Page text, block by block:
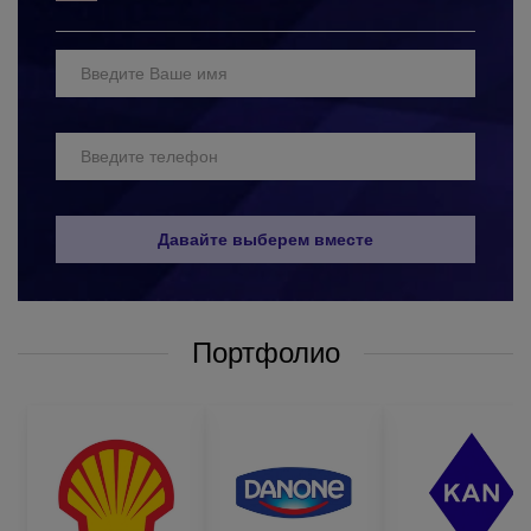
оригинальным дизайном и широким выбором методов
нанесения;
профессиональный подход к выполнению заказов;
заказа (без срывов конечных сроков);
доступные цены (которые уменьшаются с ростом
нас, вам достаточно обратиться к нашим менеджерам любым
по телефону, который указан на сайте;
написать в Вайбер или по электронной почте;
оставить запрос
звонка на сайте,
Давайте выберем вместе
Портфолио